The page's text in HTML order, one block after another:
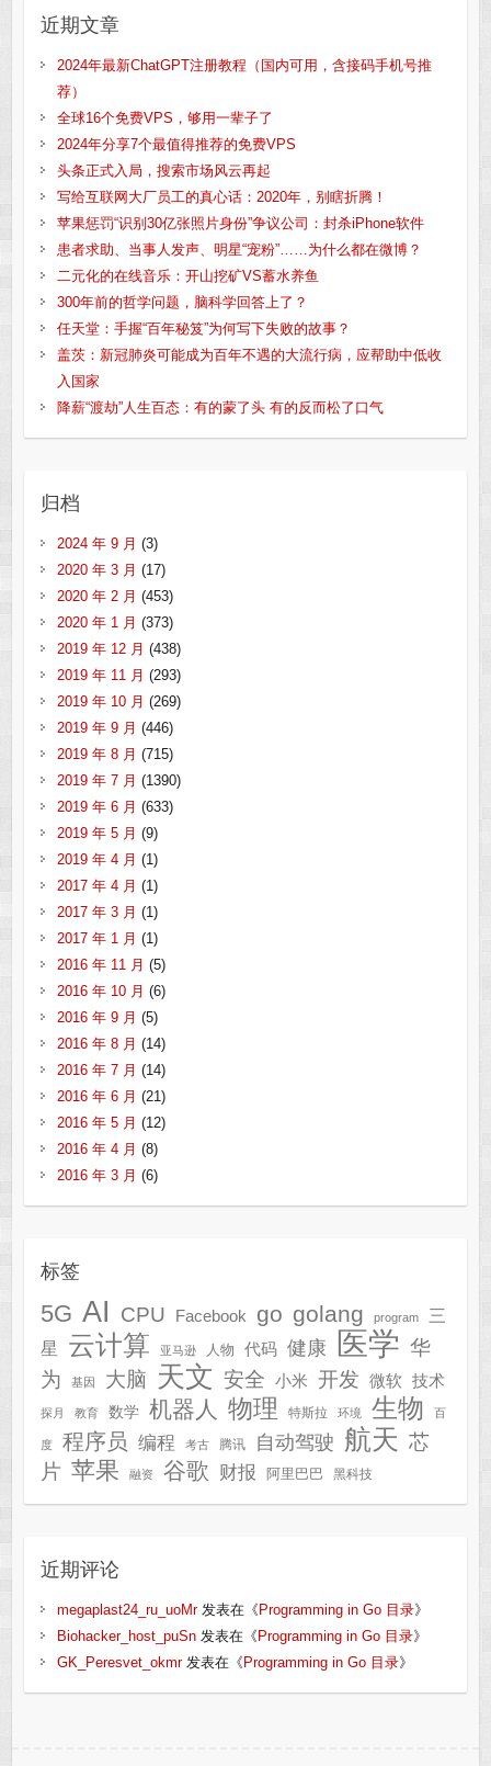
近期文章
2024年最新ChatGPT注册教程（国内可用，含接码手机号推
荐）
全球16个免费VPS，够用一辈子了
2024年分享7个最值得推荐的免费VPS
头条正式入局，搜索市场风云再起
写给互联网大厂员工的真心话：2020年，别瞎折腾！
苹果惩罚“识别30亿张照片身份”争议公司：封杀iPhone软件
患者求助、当事人发声、明星“宠粉”……为什么都在微博？
二元化的在线音乐：开山挖矿VS蓄水养鱼
300年前的哲学问题，脑科学回答上了？
任天堂：手握“百年秘笈”为何写下失败的故事？
盖茨：新冠肺炎可能成为百年不遇的大流行病，应帮助中低收
入国家
降薪“渡劫”人生百态：有的蒙了头 有的反而松了口气
归档
2024 年 9 月 (3)
2020 年 3 月 (17)
2020 年 2 月 (453)
2020 年 1 月 (373)
2019 年 12 月 (438)
2019 年 11 月 (293)
2019 年 10 月 (269)
2019 年 9 月 (446)
2019 年 8 月 (715)
2019 年 7 月 (1390)
2019 年 6 月 (633)
2019 年 5 月 (9)
2019 年 4 月 (1)
2017 年 4 月 (1)
2017 年 3 月 (1)
2017 年 1 月 (1)
2016 年 11 月 (5)
2016 年 10 月 (6)
2016 年 9 月 (5)
2016 年 8 月 (14)
2016 年 7 月 (14)
2016 年 6 月 (21)
2016 年 5 月 (12)
2016 年 4 月 (8)
2016 年 3 月 (6)
标签
5G AI CPU Facebook go golang program
三
星
云计算 亚马逊 人物 代码 健康 医学 华
为
基因 大脑 天文 安全 小米 开发 微软 技术
探月 教育 数学 机器人 物理 特斯拉 环境 生物 百
度 程序员 编程 考古 腾讯 自动驾驶 航天 芯
片 苹果 融资 谷歌 财报 阿里巴巴 黑科技
近期评论
megaplast24_ru_uoMr发表在《 Programming in Go 目录》
Biohacker_host_puSn发表在《 Programming in Go 目录》
GK_Peresvet_okmr发表在《 Programming in Go 目录》